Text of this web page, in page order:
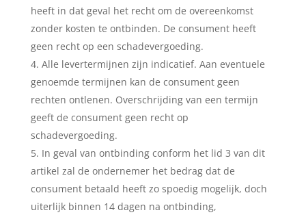
heeft in dat geval het recht om de overeenkomst
zonder kosten te ontbinden. De consument heeft
geen recht op een schadevergoeding.
Alle levertermijnen zijn indicatief. Aan eventuele
genoemde termijnen kan de consument geen
rechten ontlenen. Overschrijding van een termijn
geeft de consument geen recht op
schadevergoeding.
In geval van ontbinding conform het lid 3 van dit
artikel zal de ondernemer het bedrag dat de
consument betaald heeft zo spoedig mogelijk, doch
uiterlijk binnen 14 dagen na ontbinding,